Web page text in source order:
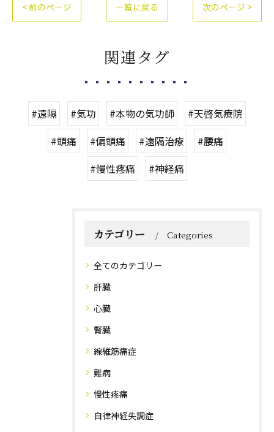
< 前のページ 一覧に戻る 次のページ >
関連タグ
#遠隔 #気功 #本物の気功師
#天啓気療院
#頭痛
#偏頭痛 #遠隔治療
#腰痛
#慢性疼痛
#神経痛
カテゴリー Categories
全てのカテゴリー
肝臓
心臓
腎臓
線維筋痛症
難病
慢性疼痛
自律神経失調症